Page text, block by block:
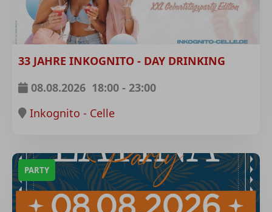
33 JAHRE INKOGNITO - DAY DRINKING
08.08.2026 18:00 - 23:00
Inkognito - Celle
PARTY